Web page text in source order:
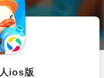
ios版